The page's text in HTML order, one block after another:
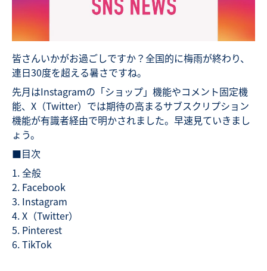
皆さんいかがお過ごしですか？全国的に梅雨が終わり、
連日30度を超える暑さですね。
先月はInstagramの「ショップ」機能やコメント固定機
能、X（Twitter）では期待の高まるサブスクリプション
機能が有識者経由で明かされました。早速見ていきまし
ょう。
■目次
全般
Facebook
Instagram
X（Twitter）
Pinterest
TikTok